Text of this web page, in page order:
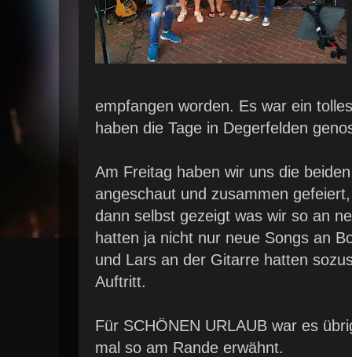
empfangen worden. Es war ein
haben die Tage in Degerfelden
Am Freitag haben wir uns die
angeschaut und zusammen
dann selbst gezeigt was wir so an
hatten ja nicht nur neue Songs an
und Lars an der Gitarre hatten
Auftritt.
Für SCHÖNEN URLAUB war es
mal so am Rande erwähnt.